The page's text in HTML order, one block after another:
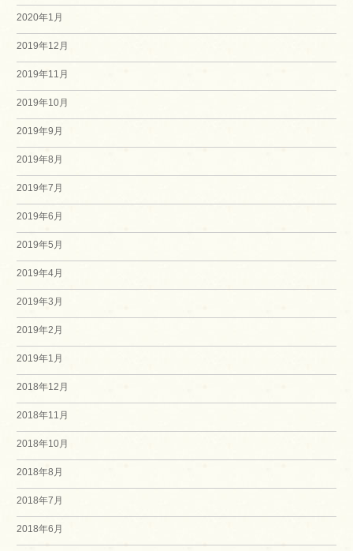
2020年1月
2019年12月
2019年11月
2019年10月
2019年9月
2019年8月
2019年7月
2019年6月
2019年5月
2019年4月
2019年3月
2019年2月
2019年1月
2018年12月
2018年11月
2018年10月
2018年8月
2018年7月
2018年6月